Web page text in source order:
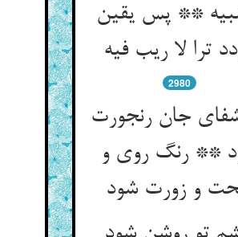
** پس یقین
ترا لا ریب فیه‏
2980
جان رنجورت
** رنگ روی و
و زورت شود